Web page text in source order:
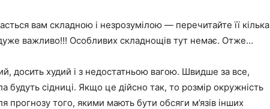
вам складною і незрозумілою — перечитайте її кілька
дуже важливо!!! Особливих складнощів тут немає. Отже…
досить худий і з недостатньою вагою. Швидше за все,
сідниці. Якщо це дійсно так, то розмір окружність
прогнозу того, якими мають бути обсяги м’язів інших